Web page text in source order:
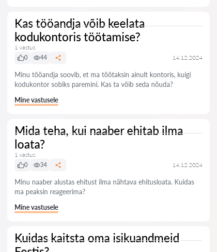
Kas tööandja võib keelata
kodukontoris töötamise?
1 vastus
0
44 14.12.2024
Minu tööandja soovib, et ma töötaksin ainult kontoris, kuigi
kodukontor sobiks paremini. Kas ta võib seda nõuda?
Mine vastusele
Mida teha, kui naaber ehitab ilma
loata?
1 vastus
0
34 14.12.2024
Minu naaber alustas ehitust ilma nähtava ehitusloata. Kuidas
ma peaksin reageerima?
Mine vastusele
Kuidas kaitsta oma isikuandmeid